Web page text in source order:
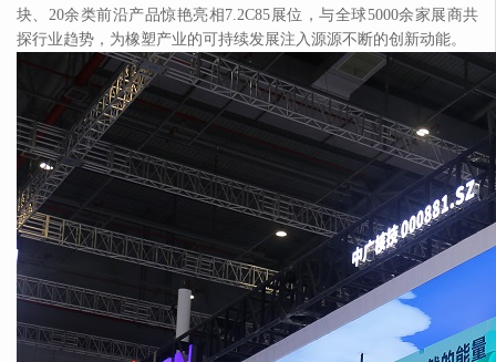
块、20余类前沿产品惊艳亮相7.2C85展位，与全球5000余家 展商共
探行业趋势，为橡塑产业的可持续发展注入源源不断的创新动能。